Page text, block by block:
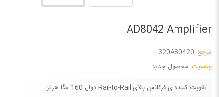
AD8042 Amplifier
مرجع: 320A80420
وضعیت: محصول جدید
تقویت کننده ی فرکانس بالای Rail-to-Rail دوال 160 مگا هرتز